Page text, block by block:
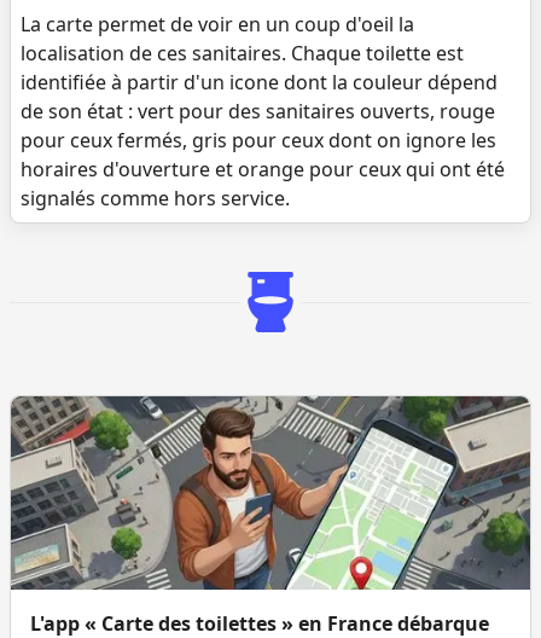
La carte permet de voir en un coup d'oeil la
localisation de ces sanitaires. Chaque toilette est
identifiée à partir d'un icone dont la couleur dépend
de son état : vert pour des sanitaires ouverts, rouge
pour ceux fermés, gris pour ceux dont on ignore les
horaires d'ouverture et orange pour ceux qui ont été
signalés comme hors service.
L'app « Carte des toilettes » en France débarque